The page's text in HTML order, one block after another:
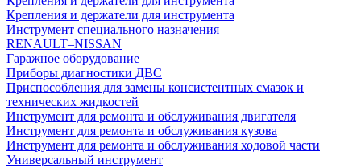
Крепления и держатели для инструмента
Инструмент специального назначения
RENAULT–NISSAN
Гаражное оборудование
Приборы диагностики ДВС
Приспособления для замены консистентных смазок и
технических жидкостей
Инструмент для ремонта и обслуживания двигателя
Инструмент для ремонта и обслуживания кузова
Инструмент для ремонта и обслуживания ходовой части
Универсальный инструмент